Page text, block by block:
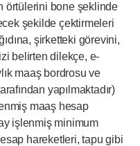
örtülerini bone şeklinde
şekilde çektirmeleri
şirketteki görevini,
belirten dilekçe, e-
maaş bordrosu ve
yapılmaktadır)
maaş hesap
işlenmiş minimum
hareketleri, tapu gibi